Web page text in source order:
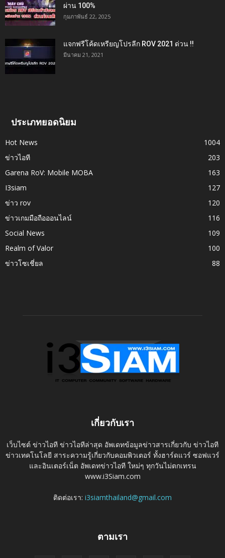
ผ่าน 100%
กุมภาพันธ์ 22, 2025
แจกฟรีโค้ดเหรียญโปรลีก ROV 2021 ด่วน !!
มีนาคม 21, 2021
ประเภทยอดนิยม
Hot News
1004
ข่าวไอที
203
Garena RoV: Mobile MOBA
163
I3siam
127
ข่าว rov
120
ข่าวเกมมือถือออนไลน์
116
Social News
109
Realm of Valor
100
ข่าวโซเชี่ยล
88
เกี่ยวกับเรา
เว็บไซต์ ข่าวไอที ข่าวไอทีล่าสุด อัพเดทข้อมูลข่าวสารเกี่ยวกับ ข่าวไอที
ข่าวเทคโนโลยี สาระความรู้เกี่ยวกับคอมพิวเตอร์ ทั้งฮาร์ดแวร์ ซอฟแวร์
และอินเตอร์เน็ต อัพเดทข่าวไอที ใหม่ๆ ทุกวันไม่ตกเทรน
www.i3Siam.com
ติดต่อเรา: i3siamthailand@gmail.com
ตามเรา